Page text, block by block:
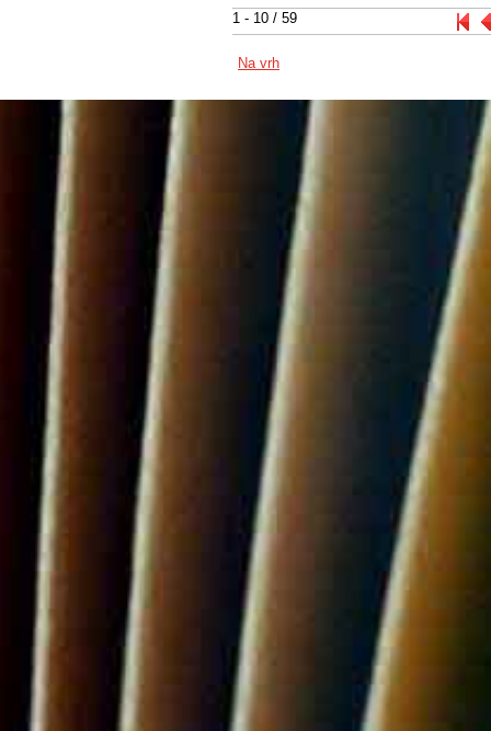
1 - 10 / 59
Na vrh